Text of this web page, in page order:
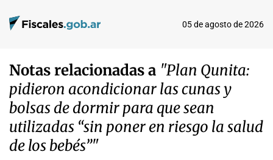
05 de agosto de 2026
Notas relacionadas a "Plan Qunita:
pidieron acondicionar las cunas y
bolsas de dormir para que sean
utilizadas “sin poner en riesgo la salud
de los bebés”"